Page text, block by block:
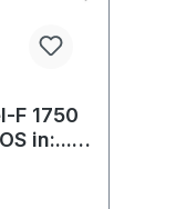
F 1750
in:...